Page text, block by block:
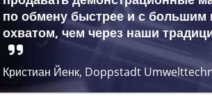
по обмену быстрее и с
охватом, чем через наши
Кристиан Йенк, Doppstadt